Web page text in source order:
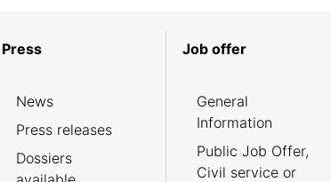
Press
News
Press releases
Dossiers
Job offer
General
Information
Public Job Offer,
Civil service or